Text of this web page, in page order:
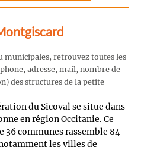
municipales, retrouvez toutes les
adresse, mail, nombre de
des structures de la petite
du Sicoval se situe dans
en région Occitanie. Ce
communes rassemble 84
les villes de